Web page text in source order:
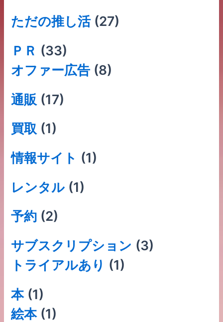
ただの推し活(27)
ＰＲ (33)
オファー広告 (8)
通販 (17)
買取 (1)
情報サイト (1)
レンタル (1)
予約 (2)
サブスクリプション (3)
トライアルあり (1)
本(1)
絵本(1)